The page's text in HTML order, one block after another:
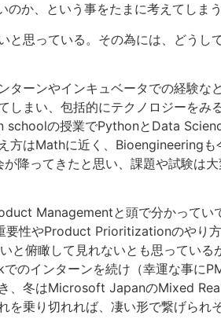
か、という事をたまに考えてしまう
思っている。その為には、どうし
ーンやインキュベータでの経験な
まい、包括的にテクノロジーをみ
の授業でPythonとData
方はMathに近く、Bioengineering
降ってきたと思い、課題や試験は
Managementと頭で分かってい
性やProduct Prioritizationのやり
と俯瞰して見れないとも思ってい
のインターンを続け（幸運な事に
、冬はMicrosoft JapanのMixed
乗り切れれば、凄い形で繋げられ